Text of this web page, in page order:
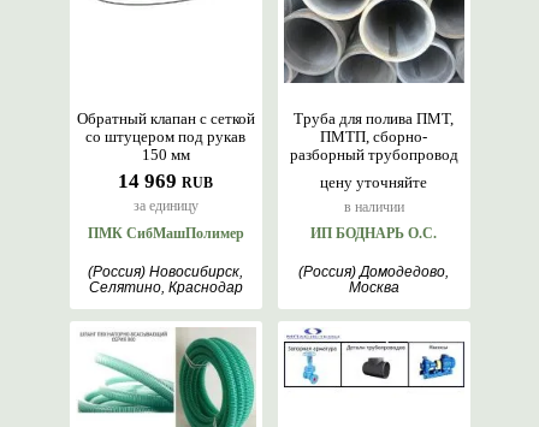
14 969 RUB
за единицу
Обратный клапан с сеткой
со штуцером под рукав
150 мм
ПМК СибМашПолимер
(Россия) Новосибирск,
Селятино, Краснодар
цену уточняйте
в наличии
Труба для полива ПМТ,
ПМТП, сборно-
разборный трубопровод
ИП БОДНАРЬ О.С.
(Россия) Домодедово,
Москва